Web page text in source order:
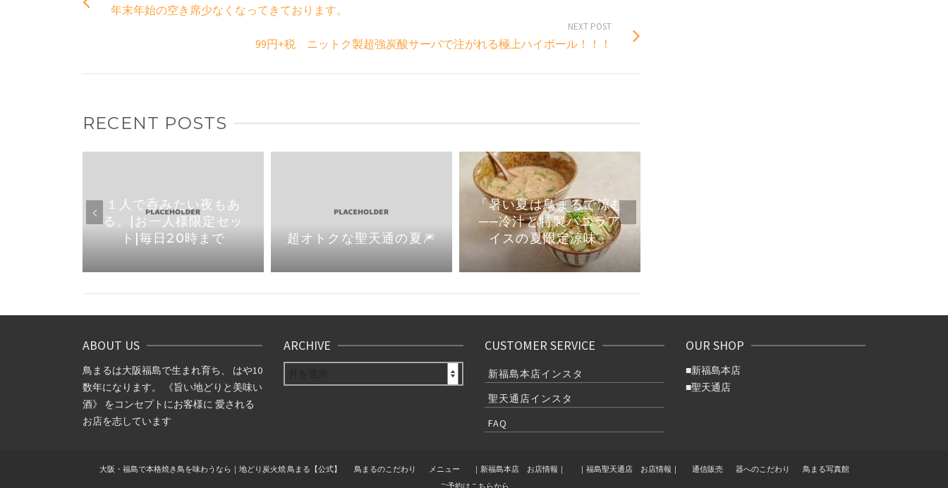
年末年始の空き席少なくなってきております。
NEXT POST
99円+税 ニットク製超強炭酸サーバで注がれる極上ハイボール！！！
RECENT POSTS
１人で呑みたい夜もあ
る。|お一人様限定セッ
ト|毎日20時まで
超オトクな聖天通の夏🎆
「暑い夏は鳥まるで涼む
──冷汁と特製バニラア
イスの夏限定涼味」
ABOUT US
鳥まるは大阪福島で生まれ育ち、 はや10
数年になります。 《旨い地どりと美味い
酒》 をコンセプトにお客様に 愛される
お店を志しています
ARCHIVE CUSTOMER SERVICE
新福島本店インスタ
聖天通店インスタ
FAQ
OUR SHOP
■新福島本店
■聖天通店
大阪・福島で本格焼き鳥を味わうなら｜地どり炭火焼 鳥まる【公式】 鳥まるのこだわり メニュー ｜新福島本店 お店情報｜ ｜福島聖天通店 お店情報｜ 通信販売 器へのこだわり
鳥まる写真館